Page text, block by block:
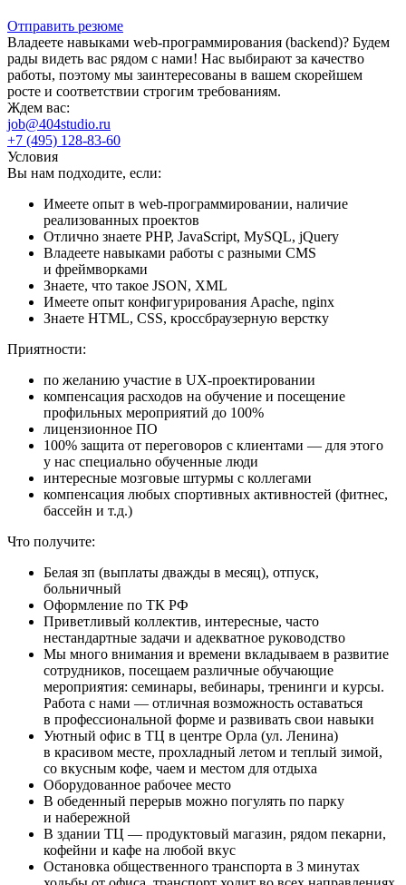
Отправить резюме
Владеете навыками web-программирования (backend)? Будем
рады видеть вас рядом с нами! Нас выбирают за качество
работы, поэтому мы заинтересованы в вашем скорейшем
росте и соответствии строгим требованиям.
Ждем вас:
job@404studio.ru
+7 (495) 128-83-60
Условия
Вы нам подходите, если:
Имеете опыт в web-программировании, наличие
реализованных проектов
Отлично знаете PHP, JavaScript, MySQL, jQuery
Владеете навыками работы с разными CMS
и фреймворками
Знаете, что такое JSON, XML
Имеете опыт конфигурирования Apache, nginx
Знаете HTML, CSS, кроссбраузерную верстку
Приятности:
по желанию участие в UX-проектировании
компенсация расходов на обучение и посещение
профильных мероприятий до 100%
лицензионное ПО
100% защита от переговоров с клиентами — для этого
у нас специально обученные люди
интересные мозговые штурмы с коллегами
компенсация любых спортивных активностей (фитнес,
бассейн и т.д.)
Что получите:
Белая зп (выплаты дважды в месяц), отпуск,
больничный
Оформление по ТК РФ
Приветливый коллектив, интересные, часто
нестандартные задачи и адекватное руководство
Мы много внимания и времени вкладываем в развитие
сотрудников, посещаем различные обучающие
мероприятия: семинары, вебинары, тренинги и курсы.
Работа с нами — отличная возможность оставаться
в профессиональной форме и развивать свои навыки
Уютный офис в ТЦ в центре Орла (ул. Ленина)
в красивом месте, прохладный летом и теплый зимой,
со вкусным кофе, чаем и местом для отдыха
Оборудованное рабочее место
В обеденный перерыв можно погулять по парку
и набережной
В здании ТЦ — продуктовый магазин, рядом пекарни,
кофейни и кафе на любой вкус
Остановка общественного транспорта в 3 минутах